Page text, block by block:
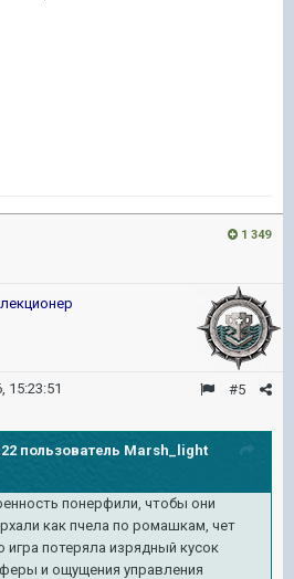
1 349
#5
15:23:51
пользователь Marsh_light
понерфили, чтобы они
как пчела по ромашкам, чет
игра потеряла изрядный кусок
и ощущения управления